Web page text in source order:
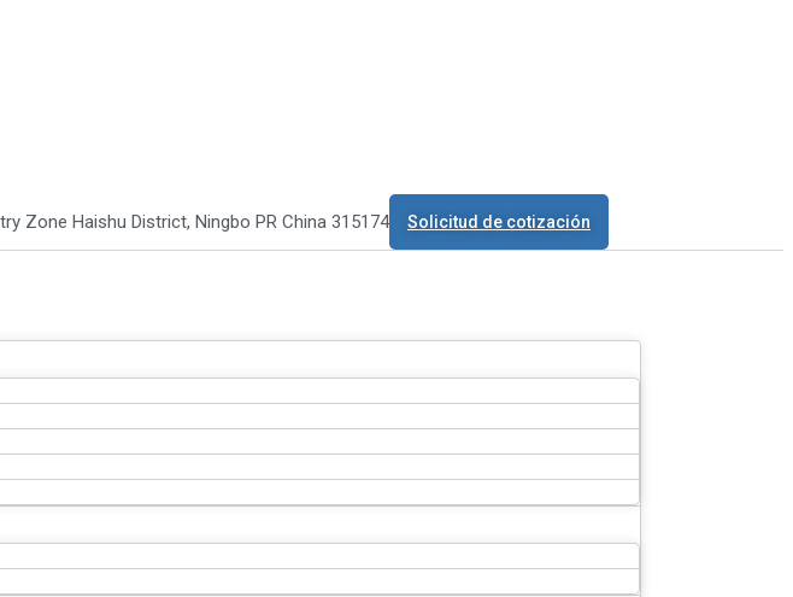
Zone Haishu District, Ningbo PR China 315174 Solicitud de cotización